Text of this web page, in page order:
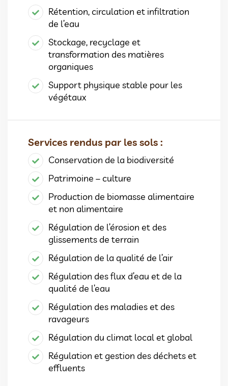
Rétention, circulation et infiltration
de l’eau
Stockage, recyclage et
transformation des matières
organiques
Support physique stable pour les
végétaux
Services rendus par les sols :
Conservation de la biodiversité
Patrimoine – culture
Production de biomasse alimentaire
et non alimentaire
Régulation de l’érosion et des
glissements de terrain
Régulation de la qualité de l’air
Régulation des flux d’eau et de la
qualité de l’eau
Régulation des maladies et des
ravageurs
Régulation du climat local et global
Régulation et gestion des déchets et
effluents